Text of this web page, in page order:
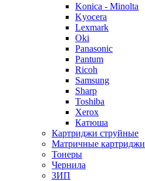
Konica - Minolta
Kyocera
Lexmark
Oki
Panasonic
Pantum
Ricoh
Samsung
Sharp
Toshiba
Xerox
Катюша
Картриджи струйные
Матричные картриджи
Тонеры
Чернила
ЗИП